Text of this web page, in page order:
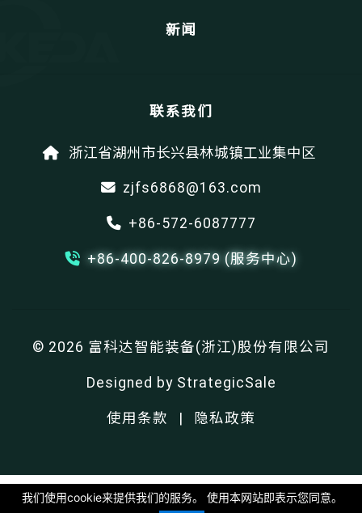
新闻
联系我们
浙江省湖州市长兴县林城镇工业集中区
zjfs6868@163.com
+86-572-6087777
+86-400-826-8979 (服务中心)
© 2026 富科达智能装备(浙江)股份有限公司
Designed by StrategicSale
使用条款 隐私政策
我们使用cookie来提供我们的服务。 使用本网站即表示您同意。